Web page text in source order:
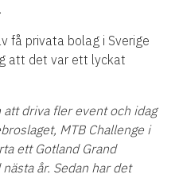
få privata bolag i Sverige
att det var ett lyckat
driva fler event och idag
MTB Challenge i
ett Gotland Grand
år. Sedan har det